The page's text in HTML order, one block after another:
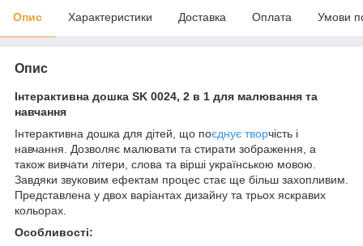
Опис Характеристики Доставка Оплата Умови
Опис
Інтерактивна дошка SK 0024, 2 в 1 для малювання та
навчання
Інтерактивна дошка для дітей, що поєднує творчість і
навчання. Дозволяє малювати та стирати зображення, а
також вивчати літери, слова та вірші українською мовою.
Завдяки звуковим ефектам процес стає ще більш захопливим.
Представлена у двох варіантах дизайну та трьох яскравих
кольорах.
Особливості: